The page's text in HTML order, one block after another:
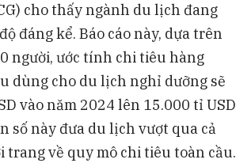
cho thấy ngành du lịch đang
đáng kể. Báo cáo này, dựa trên
người, ước tính chi tiêu hàng
dùng cho du lịch nghỉ dưỡng sẽ
vào năm 2024 lên 15.000 tỉ USD
số này đưa du lịch vượt qua cả
trang về quy mô chi tiêu toàn cầu.